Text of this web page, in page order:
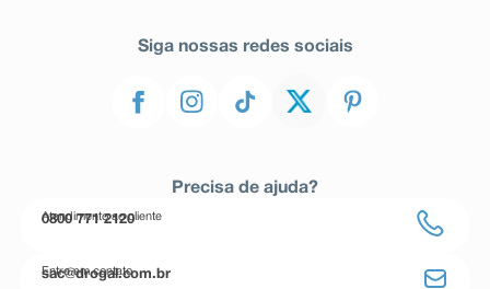
Siga nossas redes sociais
Precisa de ajuda?
Atendimento ao cliente
0800 771 2120
Entre em contato
sac@drogal.com.br